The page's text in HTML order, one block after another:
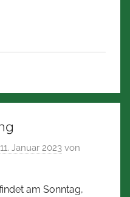
Januar 2023 von
am Sonntag,